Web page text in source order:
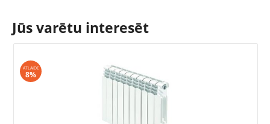
Jūs varētu interesēt
ATLAIDE
8%